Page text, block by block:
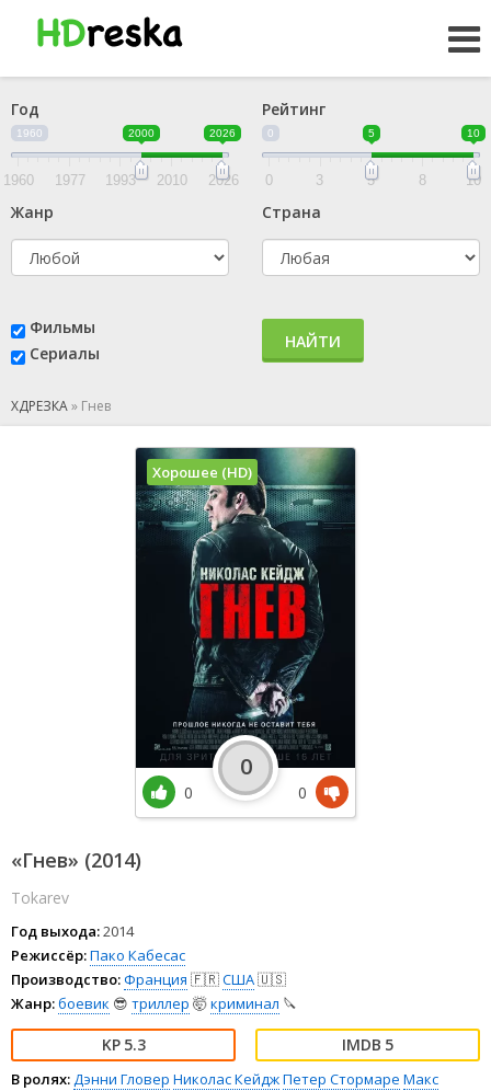
Год
1960 2000 2026
1960 1977 1993 2010 2026
Рейтинг
0 5 10
0 3 5 8 10
Жанр Страна
Фильмы
Сериалы
НАЙТИ
ХДРЕЗКА» Гнев
«Гнев» (2014)
Tokarev
Год выхода:2014
Режиссёр:Пако Кабесас
Производство:Франция 🇫🇷США🇺🇸
Жанр:боевик 😎 триллер 🤯криминал 🔪
5.3 5
В ролях:Дэнни Гловер Николас КейджПетер Стормаре Макс
Хорошее (HD)
0
0
0